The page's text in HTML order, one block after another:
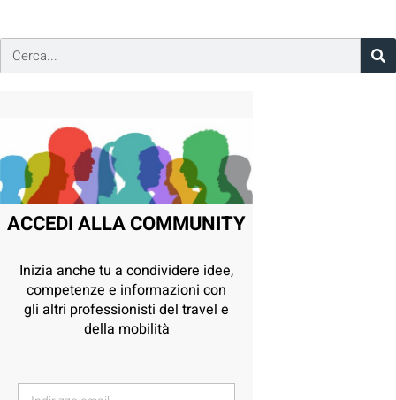
ACCEDI ALLA COMMUNITY
Inizia anche tu a condividere idee,
competenze e informazioni con
gli altri professionisti del travel e
della mobilità